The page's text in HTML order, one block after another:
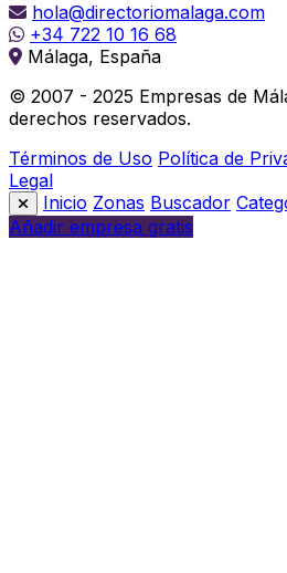
hola@directoriomalaga.com
+34 722 10 16 68
Málaga, España
© 2007 - 2025 Empresas de
derechos reservados.
Términos de Uso Política de
Legal
Inicio Zonas Buscador
Añadir empresa gratis